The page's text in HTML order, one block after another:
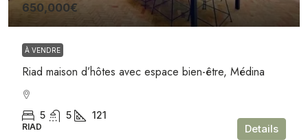
650,000€
À VENDRE
Riad maison d’hôtes avec espace bien-être, Médina
5 5 121
RIAD Details